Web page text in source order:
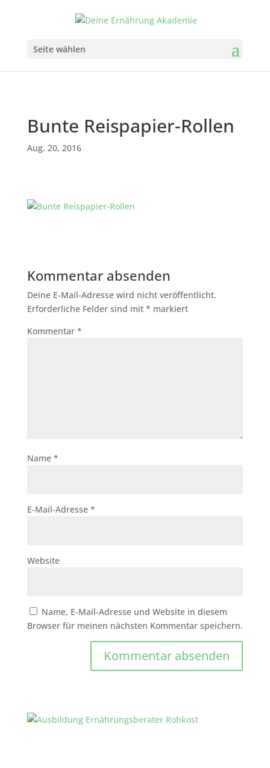
Seite wählen
Bunte Reispapier-Rollen
Aug. 20, 2016
Kommentar absenden
Deine E-Mail-Adresse wird nicht veröffentlicht.
Erforderliche Felder sind mit * markiert
Kommentar *
Name *
E-Mail-Adresse *
Website
Name, E-Mail-Adresse und Website in diesem
Browser für meinen nächsten Kommentar speichern.